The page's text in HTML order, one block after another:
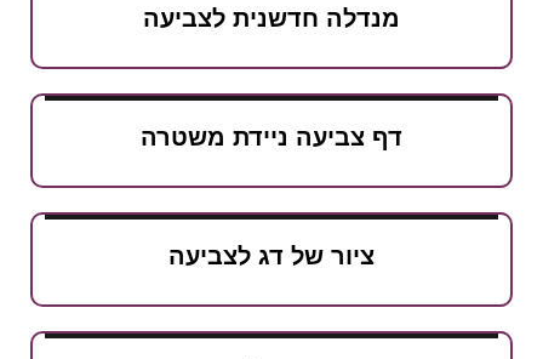
מנדלה חדשנית לצביעה
דף צביעה ניידת משטרה
ציור של דג לצביעה